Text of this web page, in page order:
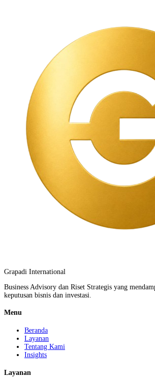
Grapadi International
Business Advisory dan Riset Strategis yang
keputusan bisnis dan investasi.
Menu
Beranda
Layanan
Tentang Kami
Insights
Layanan